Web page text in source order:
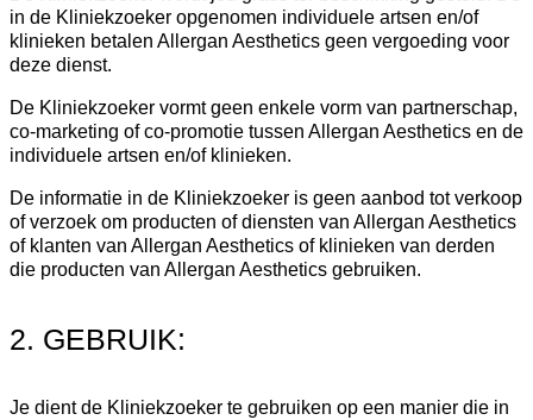
in de Kliniekzoeker opgenomen individuele artsen en/of
klinieken betalen Allergan Aesthetics geen vergoeding voor
deze dienst.
De Kliniekzoeker vormt geen enkele vorm van partnerschap,
co-marketing of co-promotie tussen Allergan Aesthetics en de
individuele artsen en/of klinieken.
De informatie in de Kliniekzoeker is geen aanbod tot verkoop
of verzoek om producten of diensten van Allergan Aesthetics
of klanten van Allergan Aesthetics of klinieken van derden
die producten van Allergan Aesthetics gebruiken.
2. GEBRUIK:
Je dient de Kliniekzoeker te gebruiken op een manier die in